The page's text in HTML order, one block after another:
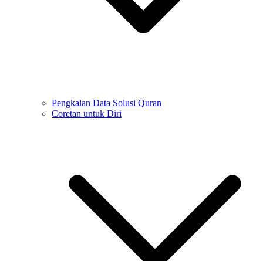
Pengkalan Data Solusi Quran
Coretan untuk Diri